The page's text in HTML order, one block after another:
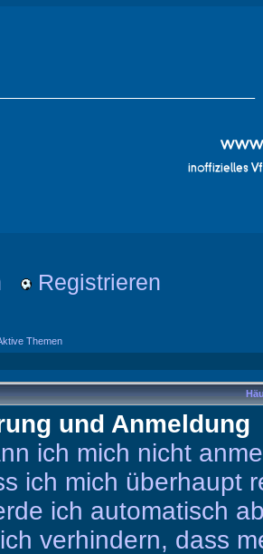
Registrieren
Themen
und Anmeldung
ich mich nicht
ich mich überhaupt
ich automatisch
verhindern, dass